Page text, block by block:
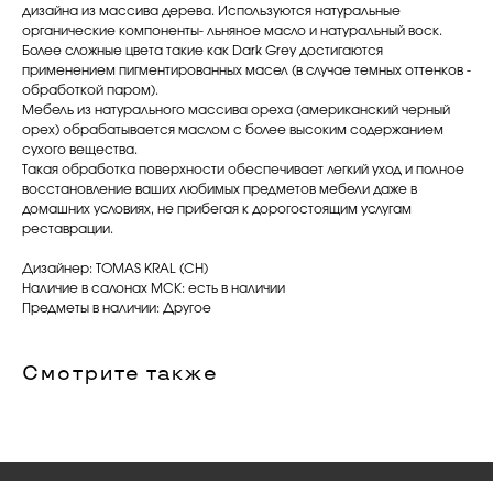
дизайна из массива дерева. Используются натуральные
органические компоненты- льняное масло и натуральный воск.
Более сложные цвета такие как Dark Grey достигаются
применением пигментированных масел (в случае темных оттенков -
обработкой паром).
Мебель из натурального массива ореха (американский черный
орех) обрабатывается маслом с более высоким содержанием
сухого вещества.
Такая обработка поверхности обеспечивает легкий уход и полное
восстановление ваших любимых предметов мебели даже в
домашних условиях, не прибегая к дорогостоящим услугам
реставрации.
Дизайнер: TOMAS KRAL (CH)
Наличие в салонах МСК: есть в наличии
Предметы в наличии: Другое
Смотрите также